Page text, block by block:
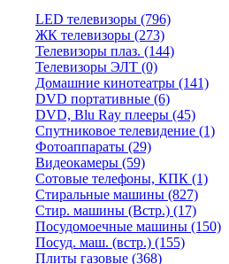
LED телевизоры (796)
ЖК телевизоры (273)
Телевизоры плаз. (144)
Телевизоры ЭЛТ (0)
Домашние кинотеатры (141)
DVD портативные (6)
DVD, Blu Ray плееры (45)
Спутниковое телевидение (1)
Фотоаппараты (29)
Видеокамеры (59)
Сотовые телефоны, КПК (1)
Стиральные машины (827)
Стир. машины (Встр.) (17)
Посудомоечные машины (150)
Посуд. маш. (встр.) (155)
Плиты газовые (368)